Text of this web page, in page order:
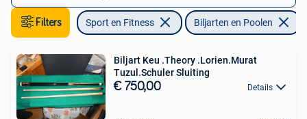
Filters Sport en Fitness Biljarten en Poolen
Biljart Keu .Theory .Lorien.Murat
Tuzul.Schuler Sluiting
€ 750,00 Details